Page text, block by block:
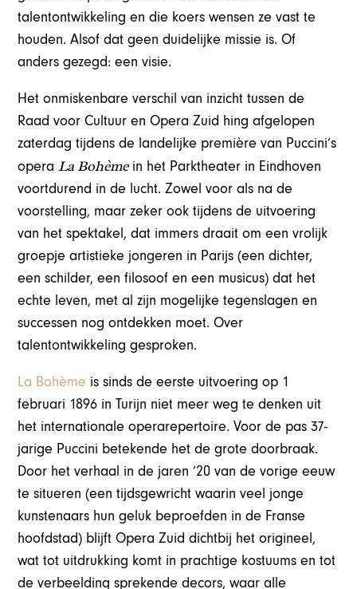
talentontwikkeling en die koers wensen ze vast te
houden. Alsof dat geen duidelijke missie is. Of
anders gezegd: een visie.
Het onmiskenbare verschil van inzicht tussen de
Raad voor Cultuur en Opera Zuid hing afgelopen
zaterdag tijdens de landelijke première van Puccini’s
operaLa Bohèmein het Parktheater in Eindhoven
voortdurend in de lucht. Zowel voor als na de
voorstelling, maar zeker ook tijdens de uitvoering
van het spektakel, dat immers draait om een vrolijk
groepje artistieke jongeren in Parijs (een dichter,
een schilder, een filosoof en een musicus) dat het
echte leven, met al zijn mogelijke tegenslagen en
successen nog ontdekken moet. Over
talentontwikkeling gesproken.
La Bohème is sinds de eerste uitvoering op 1
februari 1896 in Turijn niet meer weg te denken uit
het internationale operarepertoire. Voor de pas 37-
jarige Puccini betekende het de grote doorbraak.
Door het verhaal in de jaren ’20 van de vorige eeuw
te situeren (een tijdsgewricht waarin veel jonge
kunstenaars hun geluk beproefden in de Franse
hoofdstad) blijft Opera Zuid dichtbij het origineel,
wat tot uitdrukking komt in prachtige kostuums en tot
de verbeelding sprekende decors, waar alle